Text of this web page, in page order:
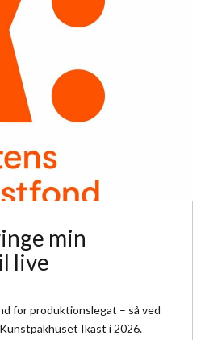
min
live
for produktionslegat – så ved
Ikast i 2026.